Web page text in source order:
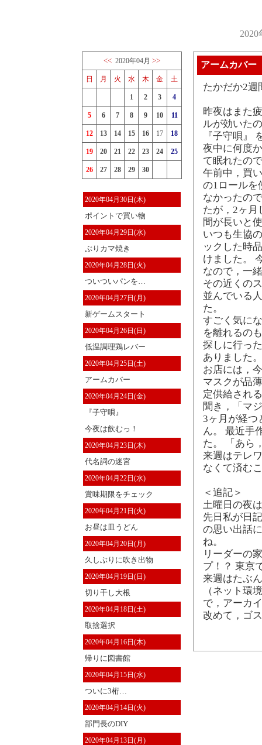
<< 2020年04月 >>
日 月 火 水 木 金 土
1 2 3 4
5 6 7 8 9 10 11
12 13 14 15 16 17 18
19 20 21 22 23 24 25
26 27 28 29 30
2020年04月30日(木)
ポイントで買い物
2020年04月29日(水)
ぶりカマ焼き
2020年04月28日(火)
ついついパンを…
2020年04月27日(月)
新ゲームスタート
2020年04月26日(日)
低温調理鶏レバー
2020年04月25日(土)
アームカバー
2020年04月24日(金)
『子守唄』
今夜は飲むっ！
2020年04月23日(木)
代名詞の迷宮
2020年04月22日(水)
賞味期限をチェック
2020年04月21日(火)
お昼は皿うどん
2020年04月20日(月)
久しぶりに吹き出物
2020年04月19日(日)
切り干し大根
2020年04月18日(土)
取捨選択
2020年04月16日(木)
帰りに図書館
2020年04月15日(水)
ついに3桁…
2020年04月14日(火)
部門長のDIY
2020年04月13日(月)
アームカバー
たかだか2週
昨夜はまた
ルが効いた
『子守唄』
夜中に何度
て眠れたの
午前中，買
の1ロールを
なかったの
たが，2ヶ月
間が長いと
いつも生協
ックした時
けました。
なので，一
その近くの
並んでいる
た。
すごく気に
を離れるの
探しに行っ
ありました
お店には，
マスクが品
定供給され
聞き，「マ
3ヶ月が経つ
ん。 最近手
た。 「あら
来週はテレ
なくて済む
＜追記＞
土曜日の夜
先日私が日
の思い出話
ね。
リーダーの
プ！？ 東京
来週はたぶ
（ネット環
で，アーカ
改めて，ゴ